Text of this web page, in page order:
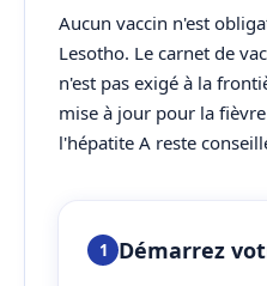
Aucun vaccin n'est
Lesotho. Le carnet de
n'est pas exigé à la
mise à jour pour la
l'hépatite A reste
1 Démarrez